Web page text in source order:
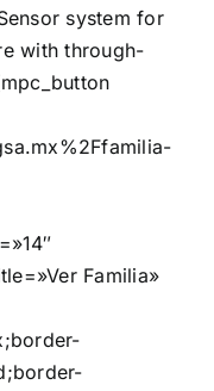
system for
with through-
Familia»